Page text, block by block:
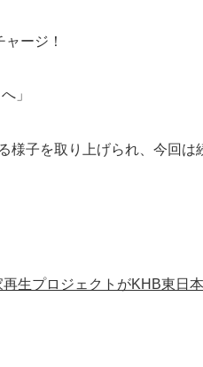
ャージ！
」
様子を取り上げられ、今回
生プロジェクトがKHB東日